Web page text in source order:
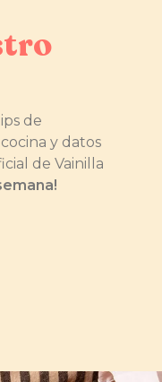
de
y datos
de Vainilla